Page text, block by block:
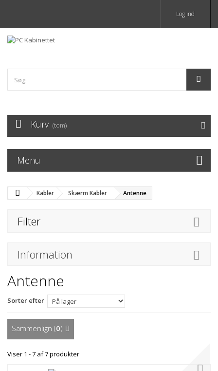
Log ind
Kurv (tom)
Menu
Kabler Skærm Kabler Antenne
Filter
Information
Antenne
Sorter efter
Sammenlign (0)
Viser 1 - 7 af 7 produkter